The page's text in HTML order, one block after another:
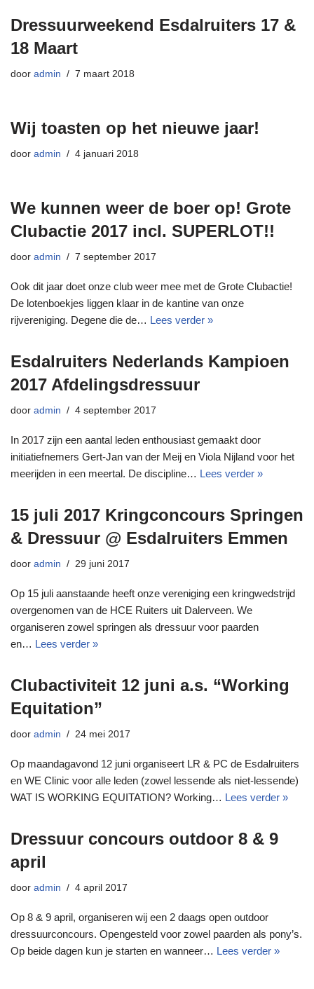
Dressuurweekend Esdalruiters 17 &
18 Maart
door admin 7 maart 2018
Wij toasten op het nieuwe jaar!
door admin 4 januari 2018
We kunnen weer de boer op! Grote
Clubactie 2017 incl. SUPERLOT!!
door admin 7 september 2017
Ook dit jaar doet onze club weer mee met de Grote Clubactie!
De lotenboekjes liggen klaar in de kantine van onze
rijvereniging. Degene die de… Lees verder »
Esdalruiters Nederlands Kampioen
2017 Afdelingsdressuur
door admin 4 september 2017
In 2017 zijn een aantal leden enthousiast gemaakt door
initiatiefnemers Gert-Jan van der Meij en Viola Nijland voor het
meerijden in een meertal. De discipline… Lees verder »
15 juli 2017 Kringconcours Springen
& Dressuur @ Esdalruiters Emmen
door admin 29 juni 2017
Op 15 juli aanstaande heeft onze vereniging een kringwedstrijd
overgenomen van de HCE Ruiters uit Dalerveen. We
organiseren zowel springen als dressuur voor paarden
en… Lees verder »
Clubactiviteit 12 juni a.s. “Working
Equitation”
door admin 24 mei 2017
Op maandagavond 12 juni organiseert LR & PC de Esdalruiters
en WE Clinic voor alle leden (zowel lessende als niet-lessende)
WAT IS WORKING EQUITATION? Working… Lees verder »
Dressuur concours outdoor 8 & 9
april
door admin 4 april 2017
Op 8 & 9 april, organiseren wij een 2 daags open outdoor
dressuurconcours. Opengesteld voor zowel paarden als pony’s.
Op beide dagen kun je starten en wanneer… Lees verder »